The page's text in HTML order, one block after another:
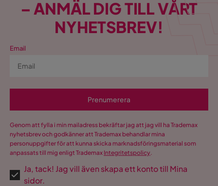
– ANMÄL DIG TILL VÅRT
NYHETSBREV!
Email
Prenumerera
Genom att fylla i min mailadress bekräftar jag att jag vill ha Trademax
nyhetsbrev och godkänner att Trademax behandlar mina
personuppgifter för att kunna skicka marknadsföringsmaterial som
anpassats till mig enligt Trademax Integritetspolicy.
Ja, tack! Jag vill även skapa ett konto till Mina
sidor.